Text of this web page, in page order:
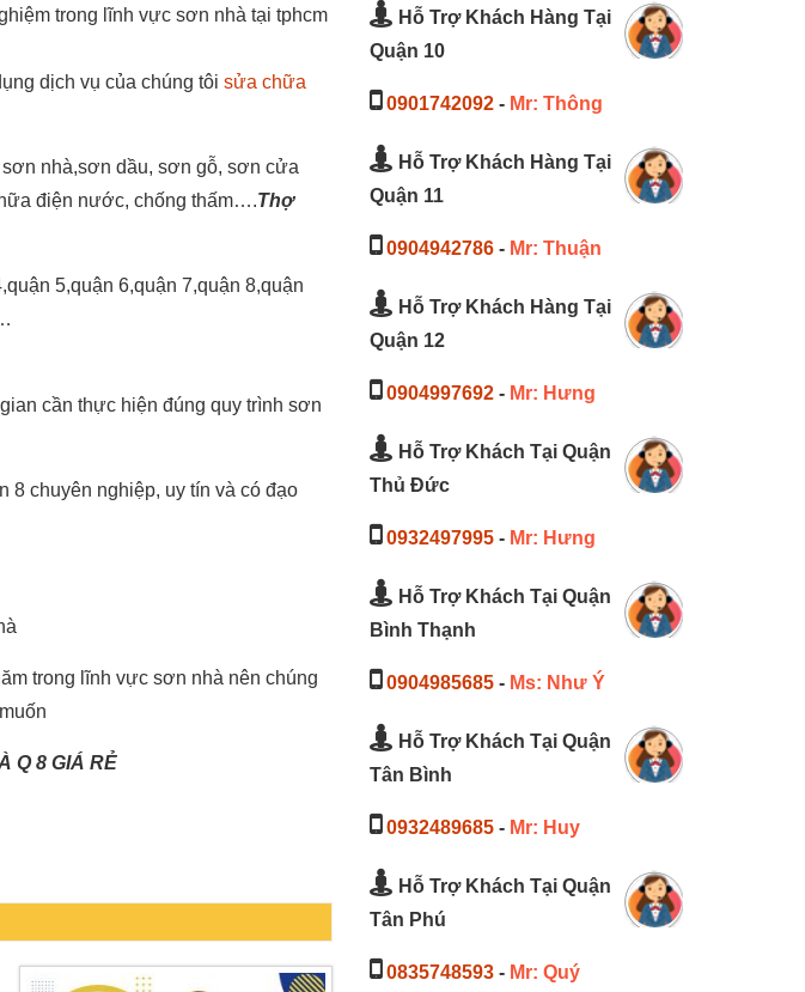
trong lĩnh vực sơn nhà tại tphcm
dịch vụ của chúng tôi sửa chữa
nhà,sơn dầu, sơn gỗ, sơn cửa
điện nước, chống thấm….Thợ
5,quận 6,quận 7,quận 8,quận
cần thực hiện đúng quy trình sơn
chuyên nghiệp, uy tín và có đạo
trong lĩnh vực sơn nhà nên chúng
Q 8 GIÁ RẺ
Hỗ Trợ Khách Hàng Tại
Quận 10
0901742092- Mr: Thông
Hỗ Trợ Khách Hàng Tại
Quận 11
0904942786- Mr: Thuận
Hỗ Trợ Khách Hàng Tại
Quận 12
0904997692- Mr: Hưng
Hỗ Trợ Khách Tại Quận
Thủ Đức
0932497995- Mr: Hưng
Hỗ Trợ Khách Tại Quận
Bình Thạnh
0904985685- Ms: Như Ý
Hỗ Trợ Khách Tại Quận
Tân Bình
0932489685- Mr: Huy
Hỗ Trợ Khách Tại Quận
Tân Phú
0835748593- Mr: Quý